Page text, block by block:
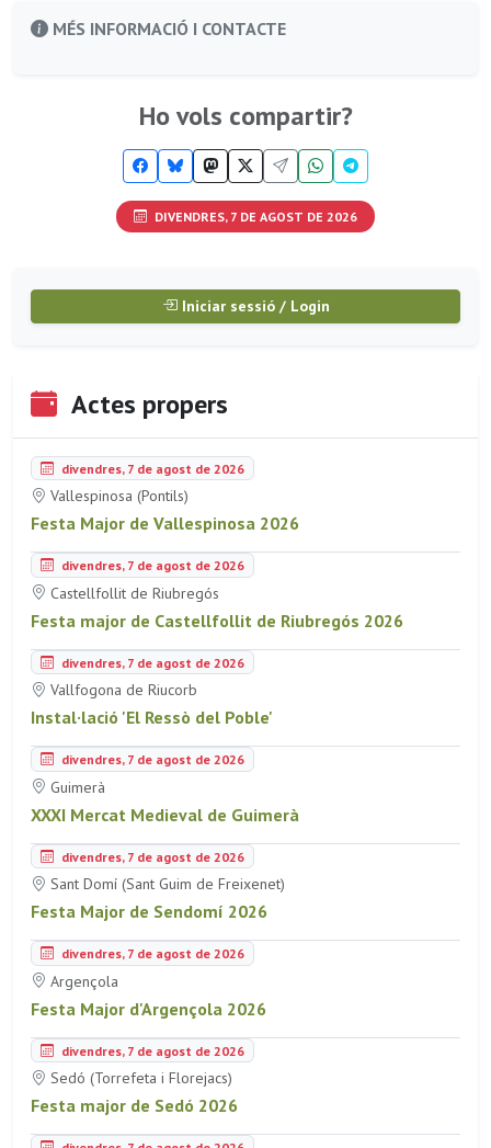
MÉS INFORMACIÓ I CONTACTE
Ho vols compartir?
DIVENDRES, 7 DE AGOST DE 2026
Iniciar sessió / Login
Actes propers
divendres, 7 de agost de 2026
Vallespinosa (Pontils)
Festa Major de Vallespinosa 2026
divendres, 7 de agost de 2026
Castellfollit de Riubregós
Festa major de Castellfollit de Riubregós 2026
divendres, 7 de agost de 2026
Vallfogona de Riucorb
Instal·lació 'El Ressò del Poble'
divendres, 7 de agost de 2026
Guimerà
XXXI Mercat Medieval de Guimerà
divendres, 7 de agost de 2026
Sant Domí (Sant Guim de Freixenet)
Festa Major de Sendomí 2026
divendres, 7 de agost de 2026
Argençola
Festa Major d'Argençola 2026
divendres, 7 de agost de 2026
Sedó (Torrefeta i Florejacs)
Festa major de Sedó 2026